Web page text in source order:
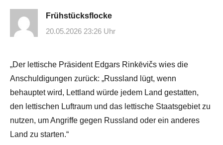
Frühstücksflocke
20.05.2026 23:26 Uhr
„Der lettische Präsident Edgars Rinkēvičs wies die
Anschuldigungen zurück: „Russland lügt, wenn
behauptet wird, Lettland würde jedem Land gestatten,
den lettischen Luftraum und das lettische Staatsgebiet zu
nutzen, um Angriffe gegen Russland oder ein anderes
Land zu starten.“